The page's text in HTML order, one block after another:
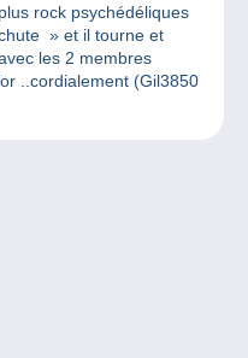
rock psychédéliques
» et il tourne et
les 2 membres
..cordialement (Gil3850